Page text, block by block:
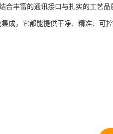
丰富的通讯接口与扎实的工艺品
成，它都能提供干净、精准、可控